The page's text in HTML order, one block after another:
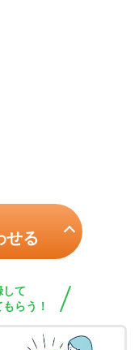
せる
して
らう！